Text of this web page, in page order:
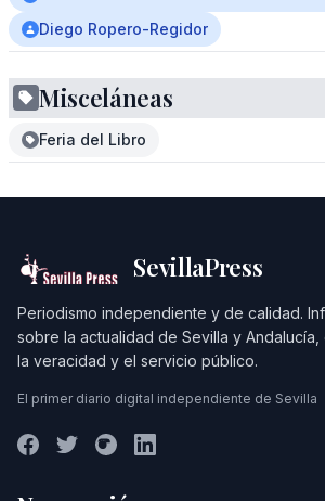
Diego Ropero-Regidor
Misceláneas
Feria del Libro
SevillaPress
Periodismo independiente y de calidad.
sobre la actualidad de Sevilla y
la veracidad y el servicio público.
El primer diario digital independiente de Sevilla